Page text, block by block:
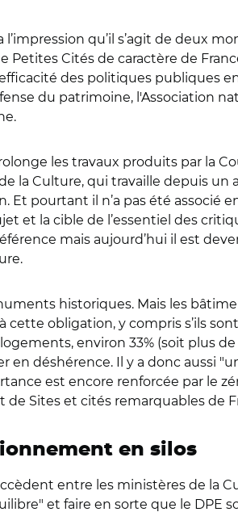
qu’il s’agit de deux
Petites Cités de caractère de
des politiques publiques
du patrimoine, l'Association
les travaux produits par la
la Culture, qui travaille depuis
pourtant il n’a pas été associé
et la cible de l’essentiel des
mais aujourd’hui il est
historiques. Mais les
obligation, y compris s’ils
environ 33% (soit plus
déshérence. Il y a donc aussi
est encore renforcée par le
de Sites et cités remarquables de
en silos
entre les ministères de la
et faire en sorte que le DPE